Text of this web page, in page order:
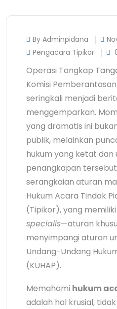
By Adminpidana
Pengacara Tipikor
Operasi Tangkap
Komisi
seringkali menjadi
menggemparkan.
yang dramatis ini
publik, melainkan
hukum yang ketat dan
penangkapan
serangkaian aturan
Hukum Acara Tindak
(Tipikor), yang
specialis—aturan
menyimpangi aturan
Undang-Undang
(KUHAP).
Memahami hukum
adalah hal krusial,